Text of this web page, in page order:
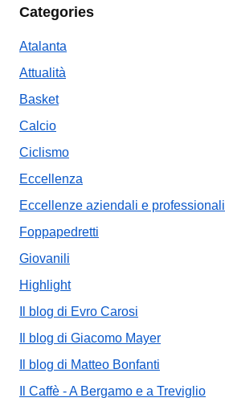
Categories
Atalanta
Attualità
Basket
Calcio
Ciclismo
Eccellenza
Eccellenze aziendali e professionali
Foppapedretti
Giovanili
Highlight
Il blog di Evro Carosi
Il blog di Giacomo Mayer
Il blog di Matteo Bonfanti
Il Caffè - A Bergamo e a Treviglio